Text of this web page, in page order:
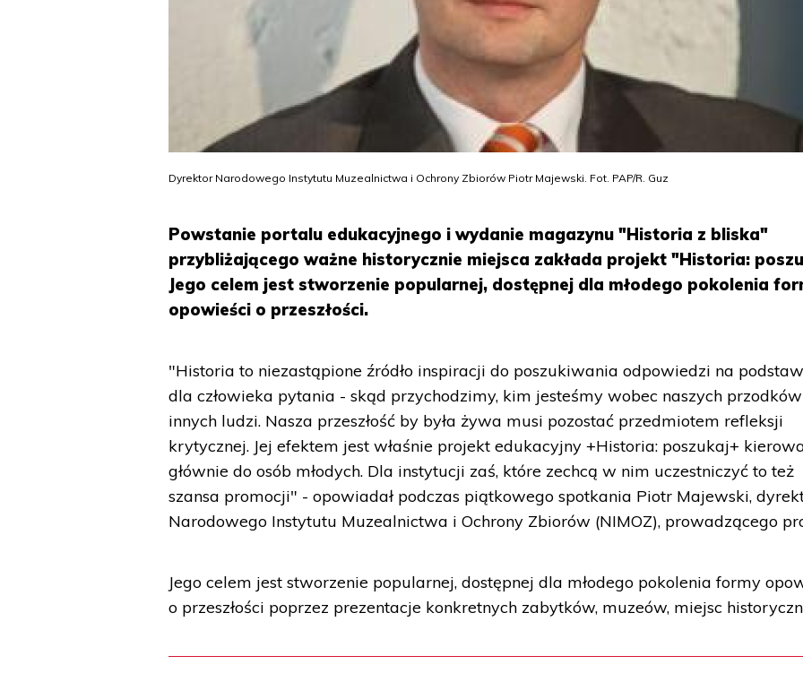
Dyrektor Narodowego Instytutu Muzealnictwa i Ochrony Zbiorów Piotr Majewski. Fot. PAP/R. Guz
Powstanie portalu edukacyjnego i wydanie magazynu "Historia z bliska"
przybliżającego ważne historycznie miejsca zakłada projekt "Historia:
Jego celem jest stworzenie popularnej, dostępnej dla młodego pokolenia
opowieści o przeszłości.
"Historia to niezastąpione źródło inspiracji do poszukiwania odpowiedzi na
dla człowieka pytania - skąd przychodzimy, kim jesteśmy wobec naszych
innych ludzi. Nasza przeszłość by była żywa musi pozostać przedmiotem refleksji
krytycznej. Jej efektem jest właśnie projekt edukacyjny +Historia: poszukaj+
głównie do osób młodych. Dla instytucji zaś, które zechcą w nim uczestniczyć to też
szansa promocji" - opowiadał podczas piątkowego spotkania Piotr Majewski,
Narodowego Instytutu Muzealnictwa i Ochrony Zbiorów (NIMOZ), prowadzącego
Jego celem jest stworzenie popularnej, dostępnej dla młodego pokolenia formy
o przeszłości poprzez prezentacje konkretnych zabytków, muzeów, miejsc